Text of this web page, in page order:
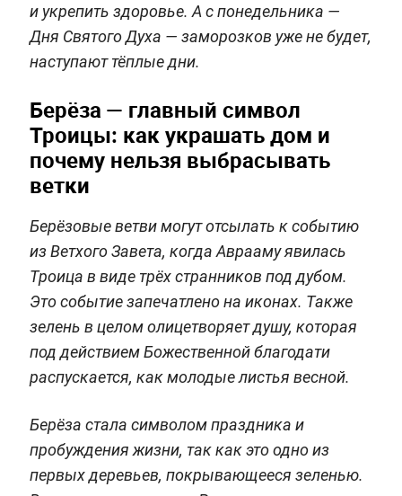
и укрепить здоровье. А с понедельника —
Дня Святого Духа — заморозков уже не будет,
наступают тёплые дни.
Берёза — главный символ
Троицы: как украшать дом и
почему нельзя выбрасывать
ветки
Берёзовые ветви могут отсылать к событию
из Ветхого Завета, когда Аврааму явилась
Троица в виде трёх странников под дубом.
Это событие запечатлено на иконах. Также
зелень в целом олицетворяет душу, которая
под действием Божественной благодати
распускается, как молодые листья весной.
Берёза стала символом праздника и
пробуждения жизни, так как это одно из
первых деревьев, покрывающееся зеленью.